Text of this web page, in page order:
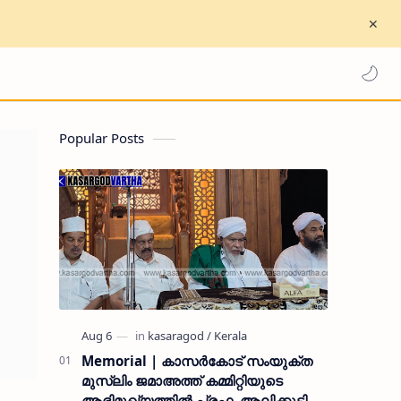
Popular Posts
Memorial | കാസർകോട് സംയുക്ത
മുസ്ലിം ജമാഅത്ത് കമ്മിറ്റിയുടെ